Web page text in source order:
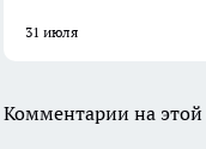
31 июля
Комментарии на